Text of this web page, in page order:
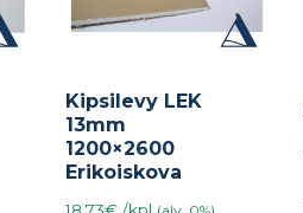
Kipsilevy LEK
13mm
1200×2600
Erikoiskova